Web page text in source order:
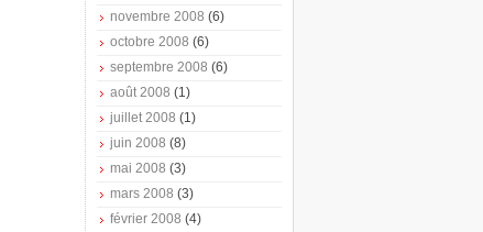
novembre 2008 (6)
octobre 2008 (6)
septembre 2008 (6)
août 2008 (1)
juillet 2008 (1)
juin 2008 (8)
mai 2008 (3)
mars 2008 (3)
février 2008 (4)